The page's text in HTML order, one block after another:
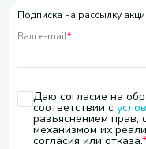
Подписка на рассылку
Ваш e-mail*
Даю согласие на
соответствии с
разъяснением прав,
механизмом их
согласия или отказа.